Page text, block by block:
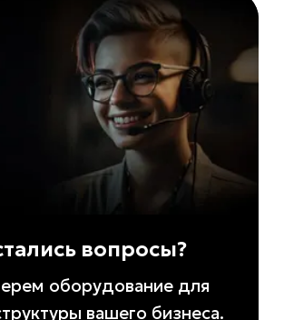
вопросы?
оборудование для
вашего бизнеса.